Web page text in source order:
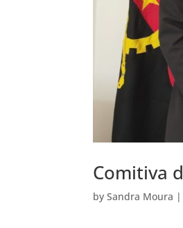
Comitiva
bySandra Moura |